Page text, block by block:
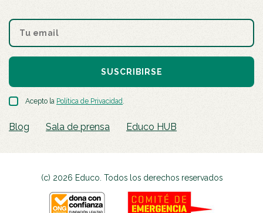
SUSCRIBIRSE
Acepto la Política de Privacidad.
Blog Sala de prensa Educo HUB
(c) 2026 Educo. Todos los derechos reservados